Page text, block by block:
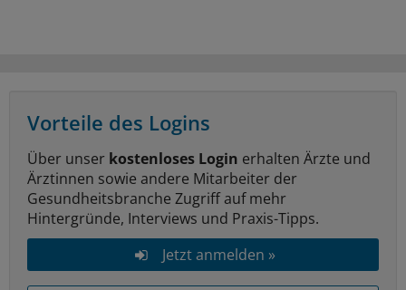
Vorteile des Logins
Über unser kostenloses Login erhalten Ärzte und
Ärztinnen sowie andere Mitarbeiter der
Gesundheitsbranche Zugriff auf mehr
Hintergründe, Interviews und Praxis-Tipps.
Jetzt anmelden »